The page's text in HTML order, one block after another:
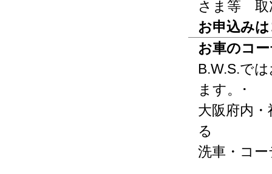
さま等 取
お申込み
お車のコ
B.W.S.で
ます。･
大阪府内
る
洗車・コ